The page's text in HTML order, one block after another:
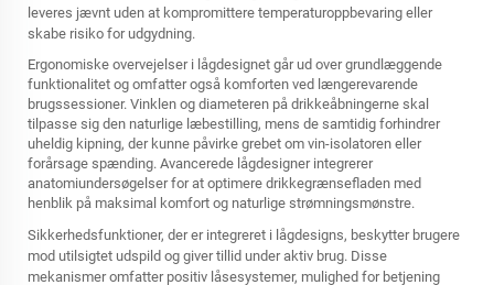
leveres jævnt uden at kompromittere temperaturoppbevaring eller
skabe risiko for udgydning.
Ergonomiske overvejelser i lågdesignet går ud over grundlæggende
funktionalitet og omfatter også komforten ved længerevarende
brugssessioner. Vinklen og diameteren på drikkeåbningerne skal
tilpasse sig den naturlige læbestilling, mens de samtidig forhindrer
uheldig kipning, der kunne påvirke grebet om vin-isolatoren eller
forårsage spænding. Avancerede lågdesigner integrerer
anatomiundersøgelser for at optimere drikkegrænsefladen med
henblik på maksimal komfort og naturlige strømningsmønstre.
Sikkerhedsfunktioner, der er integreret i lågdesigns, beskytter brugere
mod utilsigtet udspild og giver tillid under aktiv brug. Disse
mekanismer omfatter positiv låsesystemer, mulighed for betjening